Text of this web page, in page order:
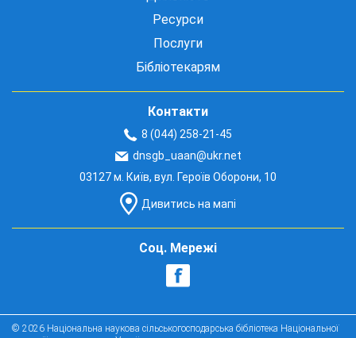
Ресурси
Послуги
Бібліотекарям
Контакти
8 (044) 258-21-45
dnsgb_uaan@ukr.net
03127 м. Київ, вул. Героїв Оборони, 10
Дивитись на мапі
Соц. Мережі
© 2026 Національна наукова сільськогосподарська бібліотека Національної